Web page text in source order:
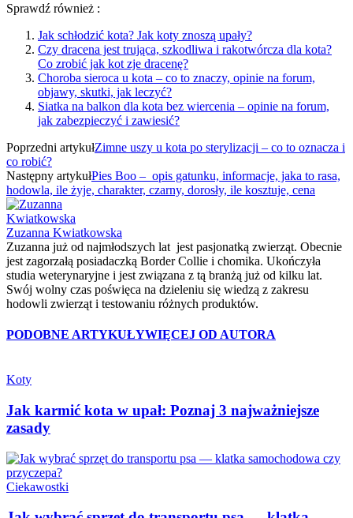
Sprawdź również :
Jak schłodzić kota? Jak koty znoszą upały?
Czy dracena jest trująca, szkodliwa i rakotwórcza dla kota?
Co zrobić jak kot zje dracenę?
Choroba sieroca u kota – co to znaczy, opinie na forum,
objawy, skutki, jak leczyć?
Siatka na balkon dla kota bez wiercenia – opinie na forum,
jak zabezpieczyć i zawiesić?
Poprzedni artykułZimne uszy u kota po sterylizacji – co to oznacza i
co robić?
Następny artykułPies Boo – opis gatunku, informacje, jaka to rasa,
hodowla, ile żyje, charakter, czarny, dorosły, ile kosztuje, cena
Zuzanna Kwiatkowska
Zuzanna już od najmłodszych lat jest pasjonatką zwierząt. Obecnie
jest zagorzałą posiadaczką Border Collie i chomika. Ukończyła
studia weterynaryjne i jest związana z tą branżą już od kilku lat.
Swój wolny czas poświęca na dzieleniu się wiedzą z zakresu
hodowli zwierząt i testowaniu różnych produktów.
PODOBNE ARTYKUŁYWIĘCEJ OD AUTORA
Koty
Jak karmić kota w upał: Poznaj 3 najważniejsze
zasady
Ciekawostki